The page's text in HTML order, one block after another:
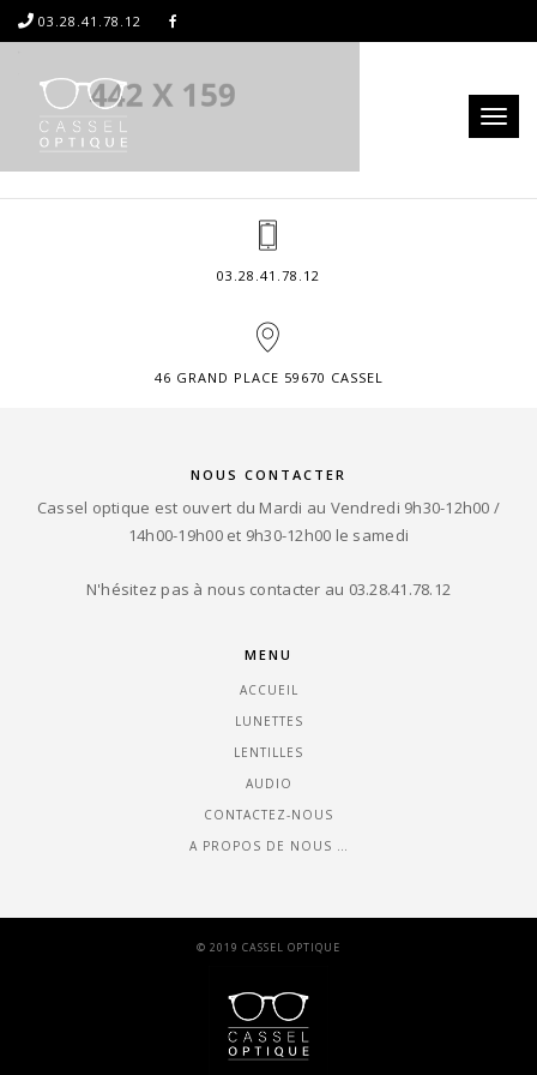
03.28.41.78.12
Toggle
03.28.41.78.12
46 GRAND PLACE 59670 CASSEL
NOUS CONTACTER
Cassel optique est ouvert du Mardi au Vendredi 9h30-12h00 /
14h00-19h00 et 9h30-12h00 le samedi
N'hésitez pas à nous contacter au 03.28.41.78.12
MENU
ACCUEIL
LUNETTES
LENTILLES
AUDIO
CONTACTEZ-NOUS
A PROPOS DE NOUS …
© 2019 CASSEL OPTIQUE